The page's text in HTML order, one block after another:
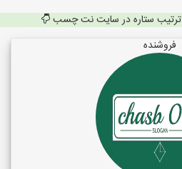
ترتیب ستاره در سایت نت چسب
فروشنده